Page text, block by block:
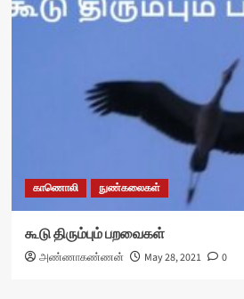
காணொலி நுண்கலைகள்
கூடு திரும்பும் பறவைகள்
அண்ணாகண்ணன் May 28, 2021 0